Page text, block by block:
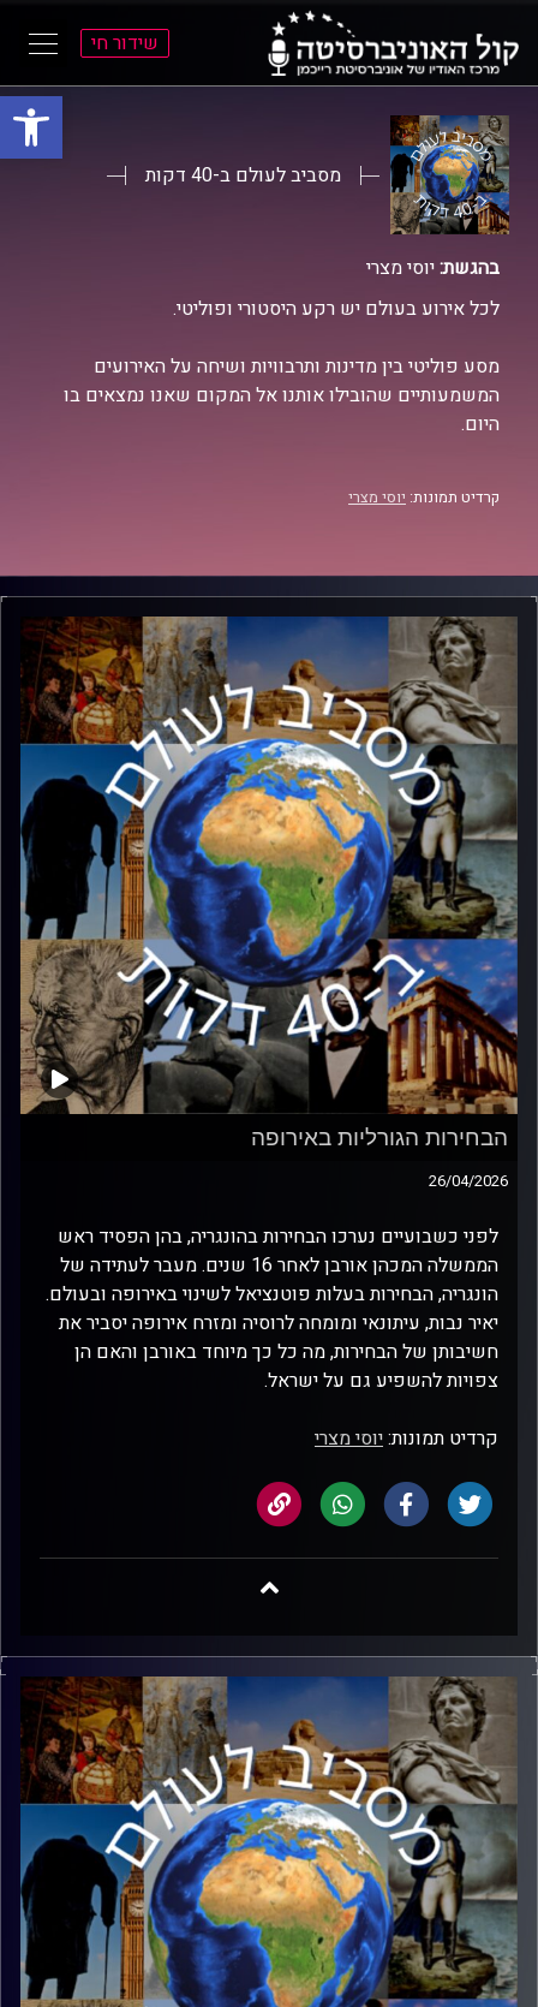
פתח
התפריט
הראשי
התוכן
הראשי
שידור חי
מסביב לעולם ב-40 דקות
בהגשת:יוסי מצרי
לכל אירוע בעולם יש רקע היסטורי ופוליטי.
מסע פוליטי בין מדינות ותרבוויות ושיחה על האירועים
המשמעותיים שהובילו אותנו אל המקום שאנו נמצאים בו
היום.
קרדיט תמונות: יוסי מצרי
הבחירות הגורליות באירופה
26/04/2026
לפני כשבועיים נערכו הבחירות בהונגריה, בהן הפסיד ראש
הממשלה המכהן אורבן לאחר 16 שנים. מעבר לעתידה של
הונגריה, הבחירות בעלות פוטנציאל לשינוי באירופה ובעולם.
יאיר נבות, עיתונאי ומומחה לרוסיה ומזרח אירופה יסביר את
חשיבותן של הבחירות, מה כל כך מיוחד באורבן והאם הן
צפויות להשפיע גם על ישראל.
קרדיט תמונות:יוסי מצרי